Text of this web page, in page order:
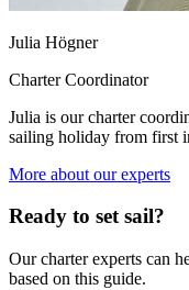
Julia Högner
Charter Coordinator
Julia is our charter
sailing holiday from first
More about our experts
Ready to set sail?
Our charter experts can
based on this guide.